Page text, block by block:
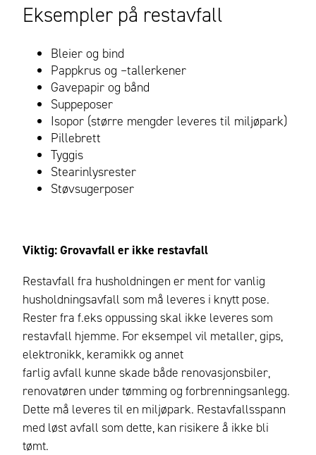
Eksempler på restavfall
Bleier og bind
Pappkrus og –tallerkener
Gavepapir og bånd
Suppeposer
Isopor (større mengder leveres til miljøpark)
Pillebrett
Tyggis
Stearinlysrester
Støvsugerposer
Viktig: Grovavfall er ikke restavfall
Restavfall fra husholdningen er ment for vanlig
husholdningsavfall som må leveres i knytt pose.
Rester fra f.eks oppussing skal ikke leveres som
restavfall hjemme. For eksempel vil metaller, gips,
elektronikk, keramikk og annet
farlig avfall kunne skade både renovasjonsbiler,
renovatøren under tømming og forbrenningsanlegg.
Dette må leveres til en miljøpark. Restavfallsspann
med løst avfall som dette, kan risikere å ikke bli
tømt.